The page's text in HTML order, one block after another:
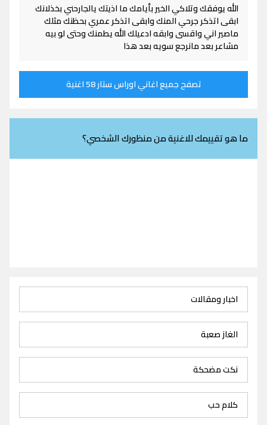
الله يوفقك وتلاكي الخير بأيامك ما اذيتك يالجارحني بخذلانك
ابقى اتذكر جرحي المنك وابقى اتذكر عمري بحظنك مثلك
ماصير اني واقسى وابقه ادعيلك الله يطمنك وحتى لو بيه
مشاعر بعد مانرجع سويه بعد هذا
تصفح جميع اغاني اوراس ستار 58 اغنية
ما هو تقييمك للاغنية من منظورك الشخصي؟
اخبار ومقالات
الغاز صعبة
نكت مضحكة
كلام حب